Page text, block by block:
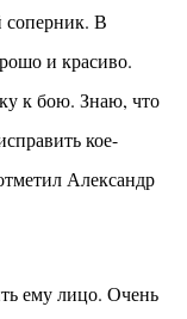
В
и красиво.
к бою. Знаю, что
кое-
Александр
ему лицо. Очень